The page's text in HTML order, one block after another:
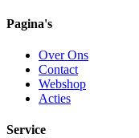
Pagina's
Over Ons
Contact
Webshop
Acties
Service